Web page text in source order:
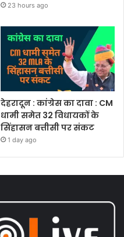
23 hours ago
देहरादून : कांग्रेस का दावा : CM
धामी समेत 32 विधायकों के
सिंहासन बत्तीसी पर संकट
1 day ago